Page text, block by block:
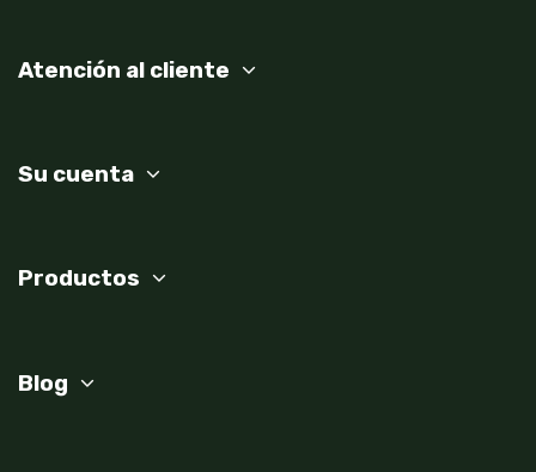
Atención al cliente
Su cuenta
Productos
Blog